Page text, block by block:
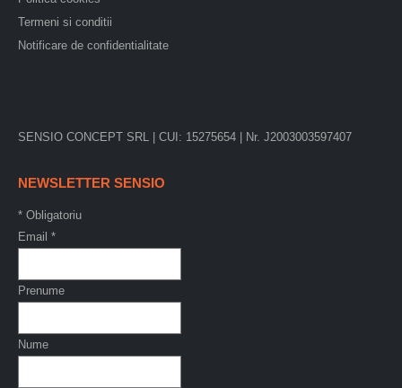
Termeni si conditii
Notificare de confidentialitate
SENSIO CONCEPT SRL | CUI: 15275654 | Nr. J2003003597407
NEWSLETTER SENSIO
* Obligatoriu
Email *
Prenume
Nume